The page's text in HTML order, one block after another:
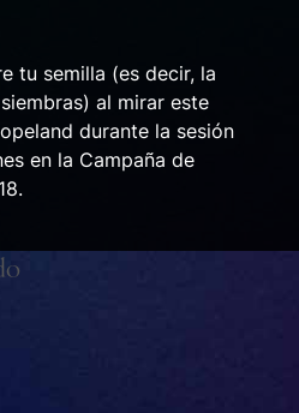
tu semilla (es decir, la
al mirar este
durante la sesión
en la Campaña de